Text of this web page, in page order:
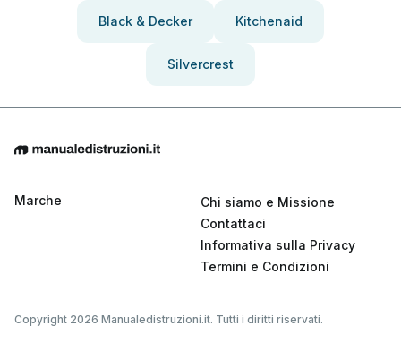
Black & Decker Kitchenaid
Silvercrest
Marche
Chi siamo e Missione
Contattaci
Informativa sulla Privacy
Termini e Condizioni
Copyright 2026 Manualedistruzioni.it. Tutti i diritti riservati.